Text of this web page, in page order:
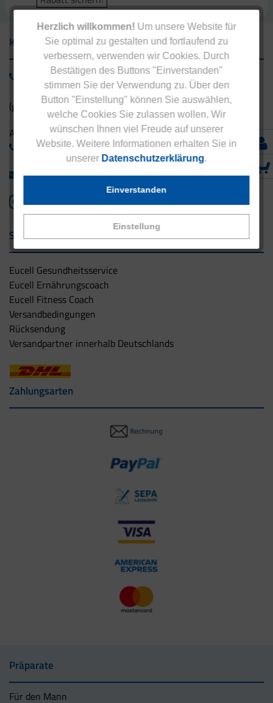
Herzlich willkommen! Um unsere Website für
Sie optimal zu gestalten und fortlaufend zu
verbessern, verwenden wir Cookies. Durch
Bestätigen des Buttons "Einverstanden"
stimmen Sie der Verwendung zu. Über den
Button "Einstellung" können Sie auswählen,
welche Cookies Sie zulassen wollen. Wir
wünschen Ihnen viel Freude auf unserer
Website. Weitere Informationen erhalten Sie in
unserer Datenschutzerklärung.
Einstellung
Einverstanden
Kontakt
0800 - 1 38 23 55
(gebührenfrei aus Deutschland)
Ausland:
+49 - 5042 940 660
info@eucell.de
Service & Versand
Eucell Gesundheitsservice
Eucell Ernährungscoach
Eucell Fitness Coach
Versandbedingungen
Rücksendung
Versandpartner innerhalb Deutschlands
Zahlungsarten
Präparate
Für den Mann